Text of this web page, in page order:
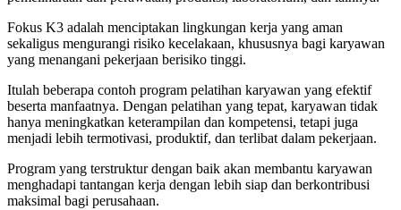
Fokus K3 adalah menciptakan lingkungan kerja yang aman
sekaligus mengurangi risiko kecelakaan, khususnya bagi karyawan
yang menangani pekerjaan berisiko tinggi.
Itulah beberapa contoh program pelatihan karyawan yang efektif
beserta manfaatnya. Dengan pelatihan yang tepat, karyawan tidak
hanya meningkatkan keterampilan dan kompetensi, tetapi juga
menjadi lebih termotivasi, produktif, dan terlibat dalam pekerjaan.
Program yang terstruktur dengan baik akan membantu karyawan
menghadapi tantangan kerja dengan lebih siap dan berkontribusi
maksimal bagi perusahaan.